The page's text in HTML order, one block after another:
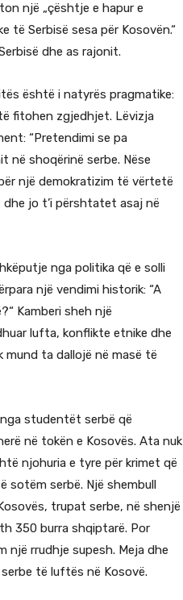
një „çështje e hapur e
të Serbisë sesa për Kosovën.“
dhe as rajonit.
është i natyrës pragmatike:
fitohen zgjedhjet. Lëvizja
“Pretendimi se pa
në shoqërinë serbe. Nëse
një demokratizim të vërtetë
jo t’i përshtatet asaj në
nga politika që e solli
një vendimi historik: “A
Kamberi sheh një
lufta, konflikte etnike dhe
mund ta dallojë në masë të
studentët serbë që
në tokën e Kosovës. Ata nuk
njohuria e tyre për krimet që
sotëm serbë. Një shembull
trupat serbe, në shenjë
350 burra shqiptarë. Por
një rrudhje supesh. Meja dhe
të luftës në Kosovë.